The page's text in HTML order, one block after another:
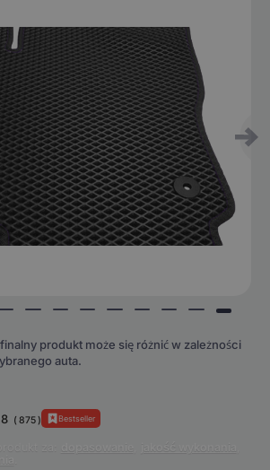
produkt może się różnić w zależności
auta.
( 875) Bestseller
za: dopasowanie